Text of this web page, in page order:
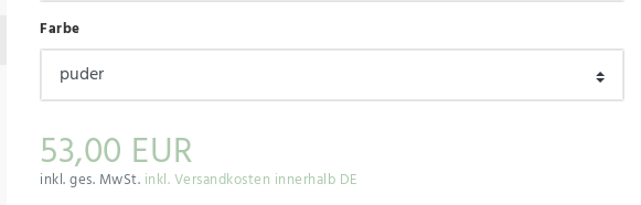
Farbe
53,00 EUR
inkl. ges. MwSt. inkl. Versandkosten innerhalb DE